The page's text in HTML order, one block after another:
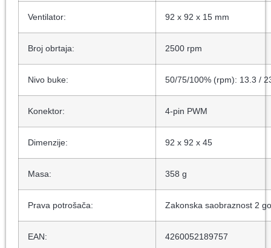
Ventilator: 92 x 92 x 15 mm
Broj obrtaja: 2500 rpm
Nivo buke: 50/75/100% (rpm): 13.3 /
Konektor: 4-pin PWM
Dimenzije: 92 x 92 x 45
Masa: 358 g
Prava potrošača: Zakonska saobraznost 2
EAN: 4260052189757